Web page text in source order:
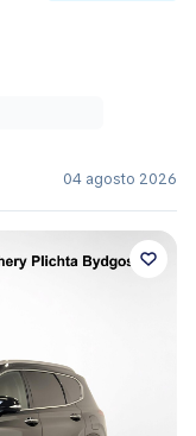
04 agosto 2026